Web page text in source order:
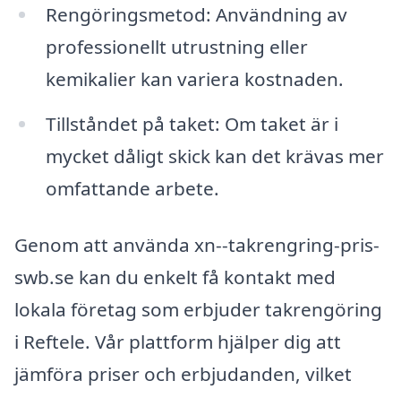
Rengöringsmetod: Användning av
professionellt utrustning eller
kemikalier kan variera kostnaden.
Tillståndet på taket: Om taket är i
mycket dåligt skick kan det krävas mer
omfattande arbete.
Genom att använda xn--takrengring-pris-
swb.se kan du enkelt få kontakt med
lokala företag som erbjuder takrengöring
i Reftele. Vår plattform hjälper dig att
jämföra priser och erbjudanden, vilket